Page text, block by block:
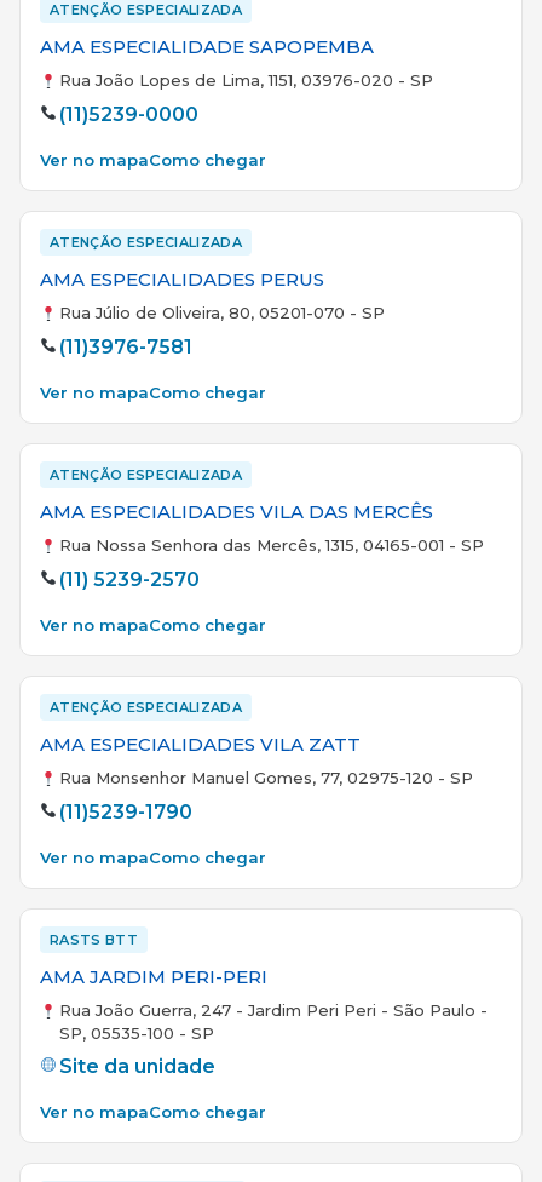
ATENÇÃO ESPECIALIZADA
AMA ESPECIALIDADE SAPOPEMBA
Rua João Lopes de Lima, 1151, 03976-020 - SP
(11)5239-0000
Ver no mapaComo chegar
ATENÇÃO ESPECIALIZADA
AMA ESPECIALIDADES PERUS
Rua Júlio de Oliveira, 80, 05201-070 - SP
(11)3976-7581
Ver no mapaComo chegar
ATENÇÃO ESPECIALIZADA
AMA ESPECIALIDADES VILA DAS MERCÊS
Rua Nossa Senhora das Mercês, 1315, 04165-001 - SP
(11) 5239-2570
Ver no mapaComo chegar
ATENÇÃO ESPECIALIZADA
AMA ESPECIALIDADES VILA ZATT
Rua Monsenhor Manuel Gomes, 77, 02975-120 - SP
(11)5239-1790
Ver no mapaComo chegar
RASTS BTT
AMA JARDIM PERI-PERI
Rua João Guerra, 247 - Jardim Peri Peri - São Paulo -
SP, 05535-100 - SP
Site da unidade
Ver no mapaComo chegar